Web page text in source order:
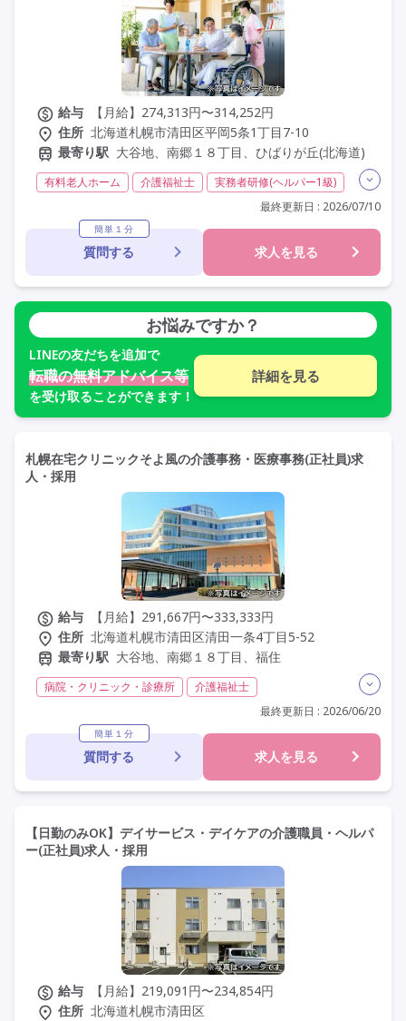
給与
【月給】274,313円〜314,252円
住所 北海道札幌市清田区平岡5条1丁目7-10
最寄り駅 大谷地、南郷１８丁目、ひばりが丘(北海道)
有料老人ホーム 介護福祉士
実務者研修(ヘルパー1級)
残業月20時間以内
社会保険完備 交通費支給
年間休日110日以上
学歴不問
定年60歳以上 定年65歳以上 車通勤可
最終更新日 : 2026/07/10
簡単１分
質問する 求人を見る
お悩みですか？
LINEの友だちを追加で
転職の無料アドバイス等
を受け取ることができます！
詳細を見る
札幌在宅クリニックそよ風の介護事務・医療事務(正社員)求
人・採用
給与
【月給】291,667円〜333,333円
住所 北海道札幌市清田区清田一条4丁目5-52
最寄り駅 大谷地、南郷１８丁目、福住
病院・クリニック・診療所
介護福祉士
初任者研修(ヘルパー2級)
その他 夜勤なし
常勤
オープン3年以内
社会保険完備
交通費支給
定年65歳以上
車通勤可
最終更新日 : 2026/06/20
簡単１分
質問する 求人を見る
【日勤のみOK】デイサービス・デイケアの介護職員・ヘルパ
ー(正社員)求人・採用
給与
【月給】219,091円〜234,854円
住所 北海道札幌市清田区